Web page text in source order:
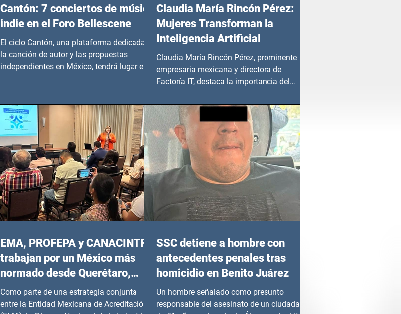
Cantón: 7 conciertos de música
indie en el Foro Bellescene
El ciclo Cantón, una plataforma dedicada a
la canción de autor y las propuestas
independientes en México, tendrá lugar en el
del 14 de agosto al 25 de septiembre, a las
20:00 horas.
Claudia María Rincón Pérez:
Mujeres Transforman la
Inteligencia Artificial
Claudia María Rincón Pérez, prominente
empresaria mexicana y directora de
Factoría IT, destaca la importancia del
EMA, PROFEPA y CANACINTRA
trabajan por un México más
normado desde Querétaro,
Hidalgo y BCS
Como parte de una estrategia conjunta
entre la Entidad Mexicana de Acreditación
SSC detiene a hombre con
antecedentes penales tras
homicidio en Benito Juárez
Un hombre señalado como presunto
responsable del asesinato de un ciudadano